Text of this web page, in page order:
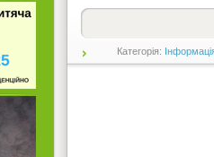
Категорія: